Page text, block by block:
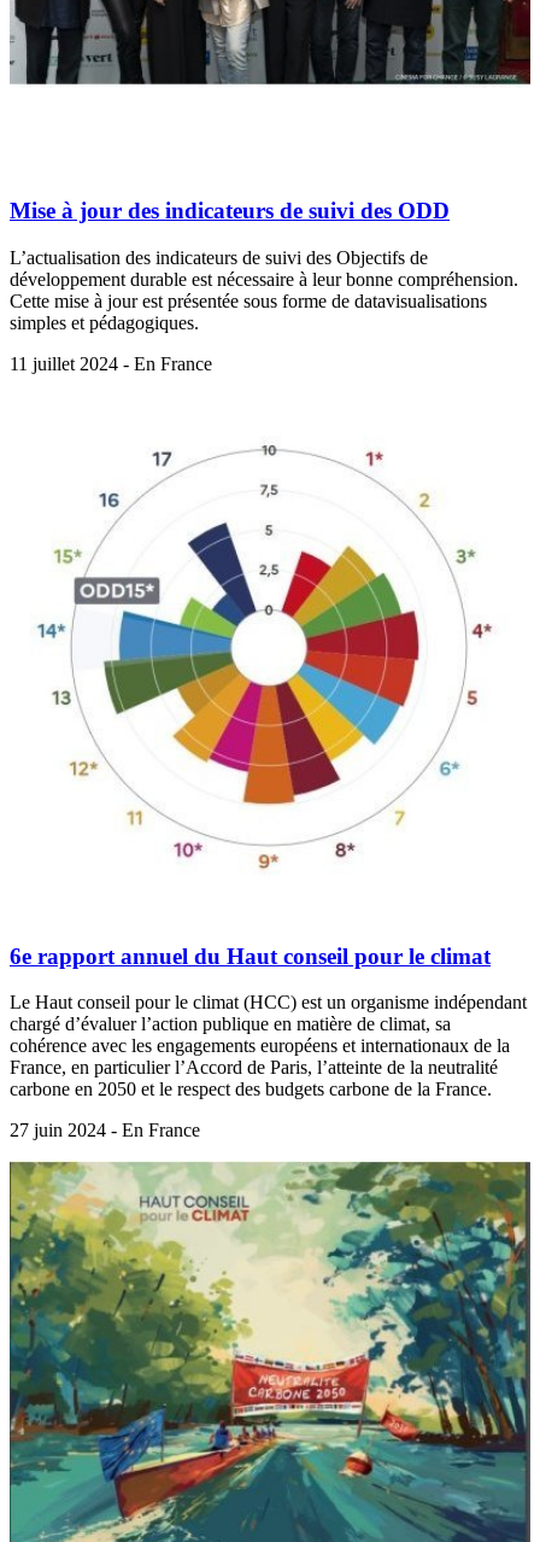
Mise à jour des indicateurs de suivi des ODD
L’actualisation des indicateurs de suivi des Objectifs de
développement durable est nécessaire à leur bonne compréhension.
Cette mise à jour est présentée sous forme de datavisualisations
simples et pédagogiques.
11 juillet 2024 - En France
6e rapport annuel du Haut conseil pour le climat
Le Haut conseil pour le climat (HCC) est un organisme indépendant
chargé d’évaluer l’action publique en matière de climat, sa
cohérence avec les engagements européens et internationaux de la
France, en particulier l’Accord de Paris, l’atteinte de la neutralité
carbone en 2050 et le respect des budgets carbone de la France.
27 juin 2024 - En France